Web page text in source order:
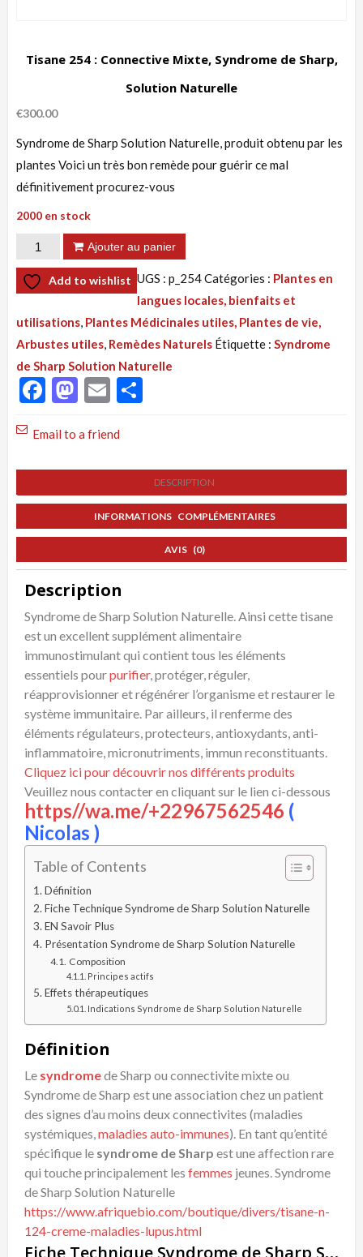
Tisane 254 : Connective Mixte, Syndrome de Sharp,
Solution Naturelle
€300.00
Syndrome de Sharp Solution Naturelle, produit obtenu par les
plantes Voici un très bon remède pour guérir ce mal
définitivement procurez-vous
2000 en stock
quantité
de
Tisane
:
Connective
Mixte,
Syndrome
Sharp,
Ajouter au panier
Add to wishlist UGS : p_254Catégories : Plantes en
langues locales, bienfaits et
utilisations, Plantes Médicinales utiles, Plantes de vie,
Arbustes utiles, Remèdes Naturels Étiquette : Syndrome
de Sharp Solution Naturelle
Facebook
Mastodon
Email
Email to a friend
DESCRIPTION
INFORMATIONS COMPLÉMENTAIRES
AVIS (0)
Description
Syndrome de Sharp Solution Naturelle. Ainsi cette tisane
est un excellent supplément alimentaire
immunostimulant qui contient tous les éléments
essentiels pourpurifier, protéger, réguler,
réapprovisionner et régénérer l’organisme et restaurer le
système immunitaire. Par ailleurs, il renferme des
éléments régulateurs, protecteurs, antioxydants, anti-
inflammatoire, micronutriments, immun reconstituants.
Cliquez ici pour découvrir nos différents produits
Veuillez nous contacter en cliquant sur le lien ci-dessous
https//wa.me/+22967562546 (
Nicolas )
Table of Contents
Définition
Fiche Technique Syndrome de Sharp Solution Naturelle
EN Savoir Plus
Présentation Syndrome de Sharp Solution Naturelle
Composition
Principes actifs
Effets thérapeutiques
Indications Syndrome de Sharp Solution Naturelle
Définition
Le syndromede Sharp ou connectivite mixte ou
Syndrome de Sharp est une association chez un patient
des signes d’au moins deux connectivites (maladies
systémiques,maladies auto-immunes). En tant qu’entité
spécifique le syndrome de Sharp est une affection rare
qui touche principalement les femmes jeunes. Syndrome
de Sharp Solution Naturelle
https://www.afriquebio.com/boutique/divers/tisane-n-
124-creme-maladies-lupus.html